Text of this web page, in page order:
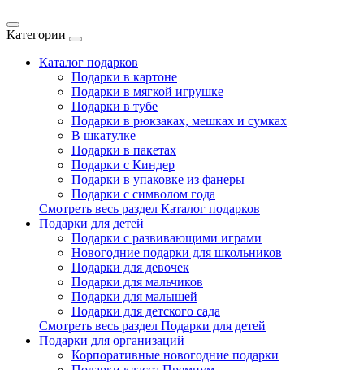
Категории
Каталог подарков
Подарки в картоне
Подарки в мягкой игрушке
Подарки в тубе
Подарки в рюкзаках, мешках и сумках
В шкатулке
Подарки в пакетах
Подарки с Киндер
Подарки в упаковке из фанеры
Подарки с символом года
Смотреть весь раздел Каталог подарков
Подарки для детей
Подарки с развивающими играми
Новогодние подарки для школьников
Подарки для девочек
Подарки для мальчиков
Подарки для малышей
Подарки для детского сада
Смотреть весь раздел Подарки для детей
Подарки для организаций
Корпоративные новогодние подарки